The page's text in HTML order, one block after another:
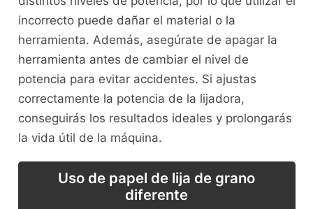
incorrecto puede dañar el material o la
herramienta. Además, asegúrate de apagar la
herramienta antes de cambiar el nivel de
potencia para evitar accidentes. Si ajustas
correctamente la potencia de la lijadora,
conseguirás los resultados ideales y prolongarás
la vida útil de la máquina.
Uso de papel de lija de grano
diferente